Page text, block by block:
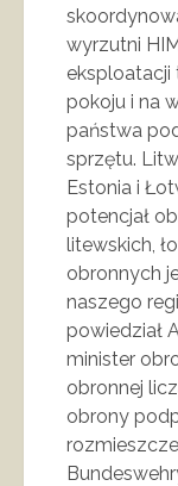
wyrzutni
eksploatacji
pokoju i na
państwa
sprzętu.
Estonia i
potencjał
litewskich,
obronnych
naszego
powiedział
minister
obronnej
obrony